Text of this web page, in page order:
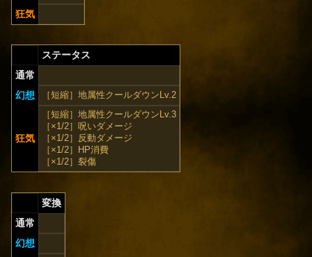
狂気
ステータス
通常
幻想
［短縮］地属性クールダウンLv.2
狂気
［短縮］地属性クールダウンLv.3
［×1/2］呪いダメージ
［×1/2］反動ダメージ
［×1/2］HP消費
［×1/2］裂傷
変換
通常
幻想